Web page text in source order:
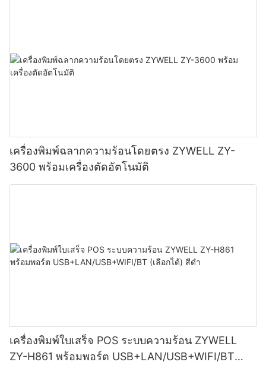
เครื่องพิมพ์ฉลากความร้อนโดยตรง ZYWELL ZY-
3600 พร้อมเครื่องตัดอัตโนมัติ
เครื่องพิมพ์ใบเสร็จ POS ระบบความร้อน ZYWELL
ZY-H861 พร้อมพอร์ต USB+LAN/USB+WIFI/BT